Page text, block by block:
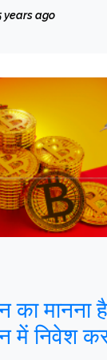
years ago
मानना
में निवेश